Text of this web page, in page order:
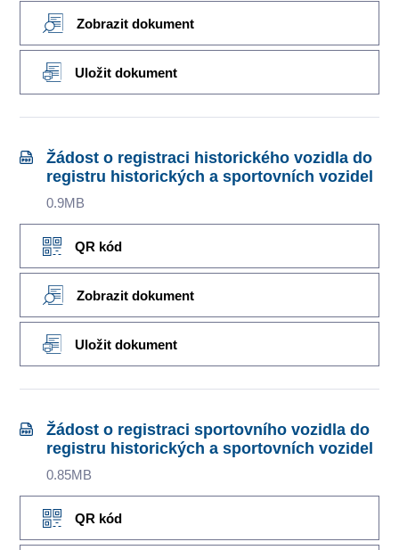
Zobrazit dokument
Uložit dokument
Žádost o registraci historického vozidla do
registru historických a sportovních vozidel
0.9MB
QR kód
Zobrazit dokument
Uložit dokument
Žádost o registraci sportovního vozidla do
registru historických a sportovních vozidel
0.85MB
QR kód